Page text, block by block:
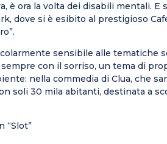
è ora la volta dei disabili mentali.
dove si è esibito al prestigioso
sensibile alle tematiche
con il sorriso, un tema di
nella commedia di Clua, che
soli 30 mila abitanti, destinata a
“Slot”